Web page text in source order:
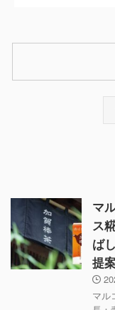
マ
ス
ば
提
マル